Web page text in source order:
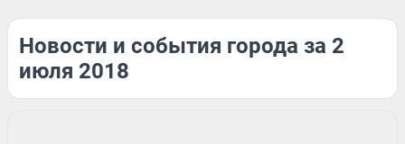
Новости и события города за 2
июля 2018